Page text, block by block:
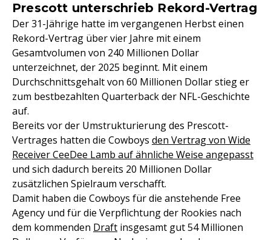
Prescott unterschrieb Rekord-Vertrag
Der 31-Jährige hatte im vergangenen Herbst einen
Rekord-Vertrag über vier Jahre mit einem
Gesamtvolumen von 240 Millionen Dollar
unterzeichnet, der 2025 beginnt. Mit einem
Durchschnittsgehalt von 60 Millionen Dollar stieg er
zum bestbezahlten Quarterback der NFL-Geschichte
auf.
Bereits vor der Umstrukturierung des Prescott-
Vertrages hatten die Cowboys den Vertrag von Wide
Receiver CeeDee Lamb auf ähnliche Weise angepasst
und sich dadurch bereits 20 Millionen Dollar
zusätzlichen Spielraum verschafft.
Damit haben die Cowboys für die anstehende Free
Agency und für die Verpflichtung der Rookies nach
dem kommenden Draft insgesamt gut 54 Millionen